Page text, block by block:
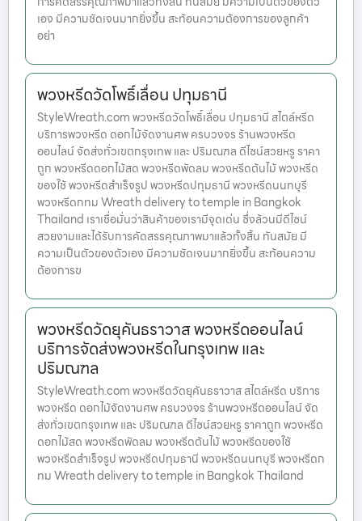
เอง มีความชัดเจนมากยิ่งขึ้น สะท้อนความต้องการของลูกค้า
อย่า
พวงหรีดวัดโพธิ์เลื่อน ปทุมธานี
StyleWreath.com พวงหรีดวัดโพธิ์เลื่อน ปทุมธานี สไตล์หรีด
บริการพวงหรีด ดอกไม้จัดงานศพ ครบวงจร ร้านพวงหรีด
ออนไลน์ จัดส่งทั่วเขตกรุงเทพ และ ปริมณฑล ดีไซน์สวยหรู ราคา
ถูก พวงหรีดดอกไม้สด พวงหรีดพัดลม พวงหรีดต้นไม้ พวงหรีด
ของใช้ พวงหรีดสำเร็จรูป พวงหรีดปทุมธานี พวงหรีดนนทบุรี
พวงหรีดกทม Wreath delivery to temple in Bangkok
Thailand เราเชื่อมั่นว่าสินค้าของเรามีจุดเด่น ซึ่งล้วนมีดีไซน์
สวยงามและได้รับการคัดสรรคุณภาพมาแล้วทั้งสิ้น ทันสมัย มี
ความเป็นตัวของตัวเอง มีความชัดเจนมากยิ่งขึ้น สะท้อนความ
ต้องการข
พวงหรีดวัดยุคันธราวาส พวงหรีดออนไลน์
บริการจัดส่งพวงหรีดในกรุงเทพ และ
ปริมณฑล
StyleWreath.com พวงหรีดวัดยุคันธราวาส สไตล์หรีด บริการ
พวงหรีด ดอกไม้จัดงานศพ ครบวงจร ร้านพวงหรีดออนไลน์ จัด
ส่งทั่วเขตกรุงเทพ และ ปริมณฑล ดีไซน์สวยหรู ราคาถูก พวงหรีด
ดอกไม้สด พวงหรีดพัดลม พวงหรีดต้นไม้ พวงหรีดของใช้
พวงหรีดสำเร็จรูป พวงหรีดปทุมธานี พวงหรีดนนทบุรี พวงหรีดก
ทม Wreath delivery to temple in Bangkok Thailand